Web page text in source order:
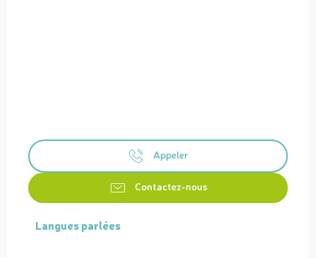
Appeler
Contactez-nous
Langues parlées
Langues parlées